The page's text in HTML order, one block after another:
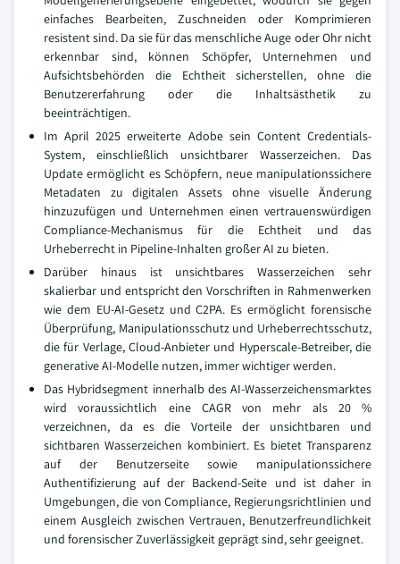
einfaches Bearbeiten, Zuschneiden oder Komprimieren
resistent sind. Da sie für das menschliche Auge oder Ohr nicht
erkennbar sind, können Schöpfer, Unternehmen und
Aufsichtsbehörden die Echtheit sicherstellen, ohne die
Benutzererfahrung oder die Inhaltsästhetik zu
beeinträchtigen.
Im April 2025 erweiterte Adobe sein Content Credentials-
System, einschließlich unsichtbarer Wasserzeichen. Das
Update ermöglicht es Schöpfern, neue manipulationssichere
Metadaten zu digitalen Assets ohne visuelle Änderung
hinzuzufügen und Unternehmen einen vertrauenswürdigen
Compliance-Mechanismus für die Echtheit und das
Urheberrecht in Pipeline-Inhalten großer AI zu bieten.
Darüber hinaus ist unsichtbares Wasserzeichen sehr
skalierbar und entspricht den Vorschriften in Rahmenwerken
wie dem EU-AI-Gesetz und C2PA. Es ermöglicht forensische
Überprüfung, Manipulationsschutz und Urheberrechtsschutz,
die für Verlage, Cloud-Anbieter und Hyperscale-Betreiber, die
generative AI-Modelle nutzen, immer wichtiger werden.
Das Hybridsegment innerhalb des AI-Wasserzeichensmarktes
wird voraussichtlich eine CAGR von mehr als 20 %
verzeichnen, da es die Vorteile der unsichtbaren und
sichtbaren Wasserzeichen kombiniert. Es bietet Transparenz
auf der Benutzerseite sowie manipulationssichere
Authentifizierung auf der Backend-Seite und ist daher in
Umgebungen, die von Compliance, Regierungsrichtlinien und
einem Ausgleich zwischen Vertrauen, Benutzerfreundlichkeit
und forensischer Zuverlässigkeit geprägt sind, sehr geeignet.